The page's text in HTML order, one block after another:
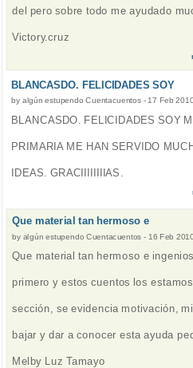
del pero sobre todo me ayudado
Victory.cruz
BLANCASDO. FELICIDADES SOY
by algún estupendo Cuentacuentos-17 Feb
BLANCASDO. FELICIDADES SOY
PRIMARIA ME HAN SERVIDO
IDEAS. GRACIIIIIIIIAS.
Que material tan hermoso e
by algún estupendo Cuentacuentos - 16 Feb
Que material tan hermoso e
primero y estos cuentos los
sección, se evidencia motivación,
bajar y dar a conocer esta ayuda
Melby Luz Tamayo